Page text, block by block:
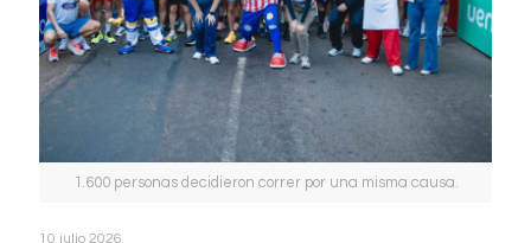
1.600 personas decidieron correr por una misma causa.
10 julio 2026